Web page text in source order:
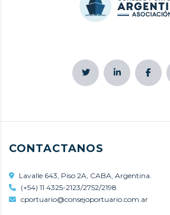
CONTACTANOS
Lavalle 643, Piso 2A, CABA, Argentina.
(+54) 11 4325-2123/2752/2198
cportuario@consejoportuario.com.ar